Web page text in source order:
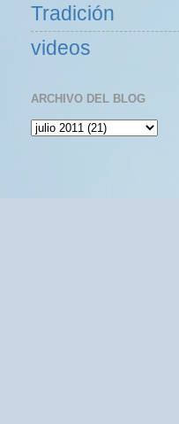
Tradición
videos
ARCHIVO DEL BLOG